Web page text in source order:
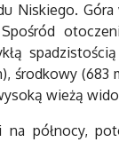
Niskiego.
środkowy
wieżą
północy,